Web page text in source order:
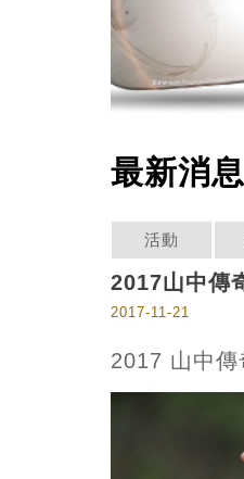
最新消息
活動
2017山中傳
2017-11-21
2017 山中傳